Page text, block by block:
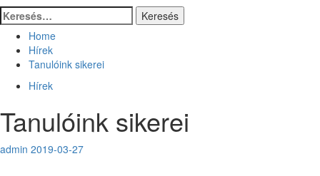
Keresés:
Home
Hírek
Tanulóink sikerei
Hírek
Tanulóink sikerei
admin 2019-03-27